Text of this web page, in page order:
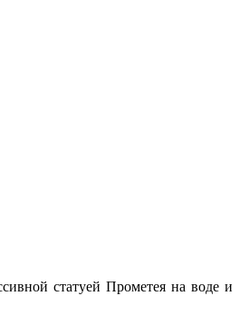
статуей Прометея на воде и